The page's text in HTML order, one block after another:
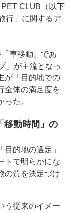
CLUB（以下
行」に関するア
車移動」であ
」が主流となっ
が「目的地での
全体の満足度を
た。
移動時間」の
的地の選定」
トで明らかにな
の質を決定づけ
う従来のイメー